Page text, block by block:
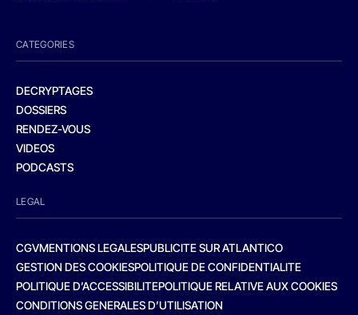
CATEGORIES
DECRYPTAGES
DOSSIERS
RENDEZ-VOUS
VIDEOS
PODCASTS
LEGAL
CGVMENTIONS LEGALESPUBLICITE SUR ATLANTICO
GESTION DES COOKIESPOLITIQUE DE CONFIDENTIALITE
POLITIQUE D’ACCESSIBILITEPOLITIQUE RELATIVE AUX COOKIES
CONDITIONS GENERALES D’UTILISATION